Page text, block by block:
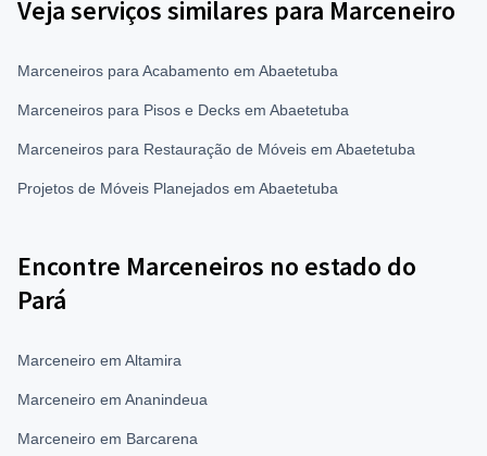
Veja serviços similares para Marceneiro
Marceneiros para Acabamento em Abaetetuba
Marceneiros para Pisos e Decks em Abaetetuba
Marceneiros para Restauração de Móveis em Abaetetuba
Projetos de Móveis Planejados em Abaetetuba
Encontre Marceneiros no estado do
Pará
Marceneiro em Altamira
Marceneiro em Ananindeua
Marceneiro em Barcarena